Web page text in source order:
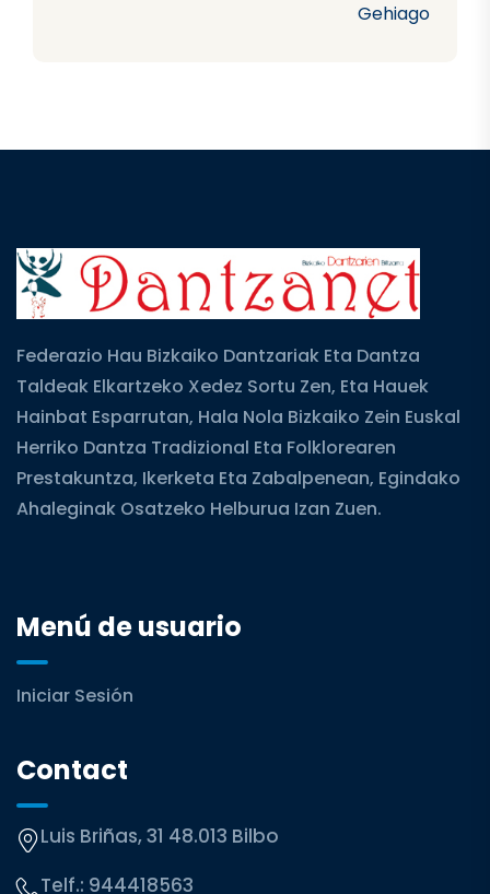
Gehiago
Federazio Hau Bizkaiko Dantzariak Eta Dantza
Taldeak Elkartzeko Xedez Sortu Zen, Eta Hauek
Hainbat Esparrutan, Hala Nola Bizkaiko Zein Euskal
Herriko Dantza Tradizional Eta Folklorearen
Prestakuntza, Ikerketa Eta Zabalpenean, Egindako
Ahaleginak Osatzeko Helburua Izan Zuen.
Menú de usuario
Iniciar Sesión
Contact
Luis Briñas, 31 48.013 Bilbo
Telf.: 944418563